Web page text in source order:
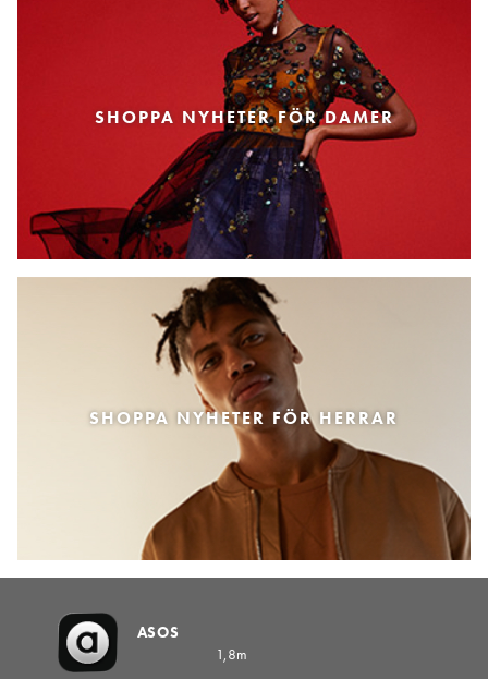
SHOPPA NYHETER FÖR DAMER
SHOPPA NYHETER FÖR HERRAR
ASOS
1,8m